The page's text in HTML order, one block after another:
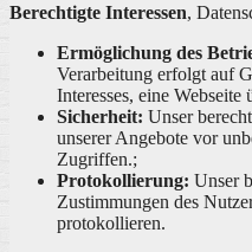
Berechtigte Interessen,
Ermöglichung des
Verarbeitung erfolgt auf
Interesses, eine
Sicherheit: Unser
unserer Angebote vor
Zugriffen.;
Protokollierung: Unser
Zustimmungen des
protokollieren.